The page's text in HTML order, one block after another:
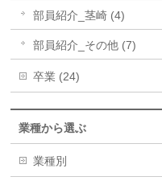
部員紹介_茎崎 (4)
部員紹介_その他 (7)
卒業 (24)
業種から選ぶ
業種別